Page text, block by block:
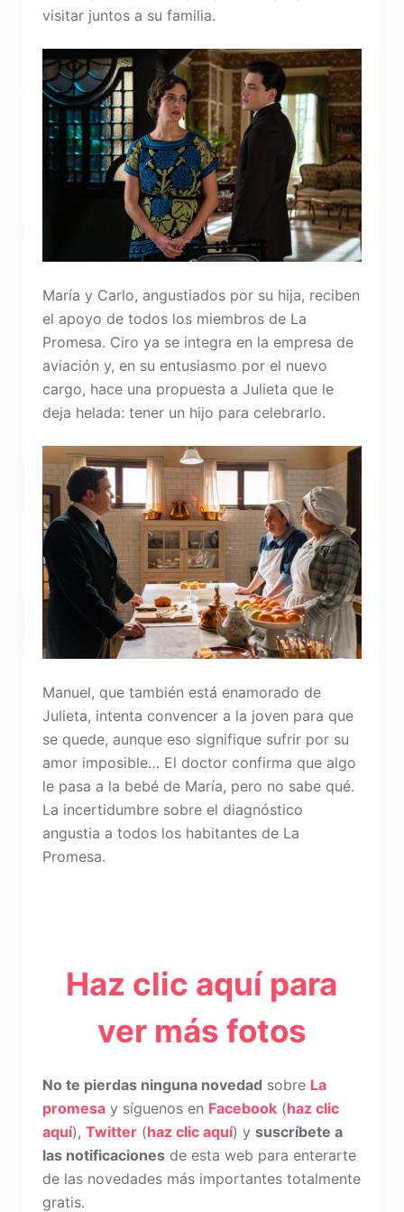
visitar juntos a su familia.
María y Carlo, angustiados por su hija, reciben
el apoyo de todos los miembros de La
Promesa. Ciro ya se integra en la empresa de
aviación y, en su entusiasmo por el nuevo
cargo, hace una propuesta a Julieta que le
deja helada: tener un hijo para celebrarlo.
Manuel, que también está enamorado de
Julieta, intenta convencer a la joven para que
se quede, aunque eso signifique sufrir por su
amor imposible… El doctor confirma que algo
le pasa a la bebé de María, pero no sabe qué.
La incertidumbre sobre el diagnóstico
angustia a todos los habitantes de La
Promesa.
Haz clic aquí para
ver más fotos
No te pierdas ninguna novedad sobre La
promesay síguenos en Facebook(haz clic
aquí), Twitter(haz clic aquí) y suscríbete a
las notificacionesde esta web para enterarte
de las novedades más importantes totalmente
gratis.